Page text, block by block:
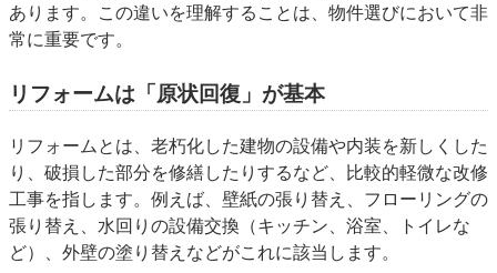
あります。この違いを理解することは、物件選びにおいて非
常に重要です。
リフォームは「原状回復」が基本
リフォームとは、老朽化した建物の設備や内装を新しくした
り、破損した部分を修繕したりするなど、比較的軽微な改修
工事を指します。例えば、壁紙の張り替え、フローリングの
張り替え、水回りの設備交換（キッチン、浴室、トイレな
ど）、外壁の塗り替えなどがこれに該当します。